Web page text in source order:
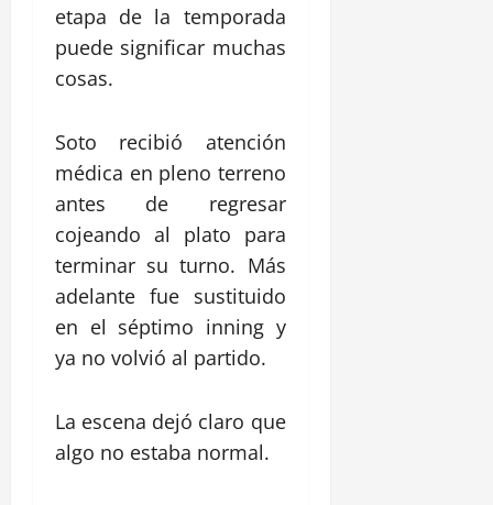
etapa de la temporada
puede significar muchas
cosas.
Soto recibió atención
médica en pleno terreno
antes de regresar
cojeando al plato para
terminar su turno. Más
adelante fue sustituido
en el séptimo inning y
ya no volvió al partido.
La escena dejó claro que
algo no estaba normal.